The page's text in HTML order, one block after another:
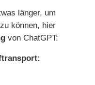
länger, um
können, hier
von ChatGPT: